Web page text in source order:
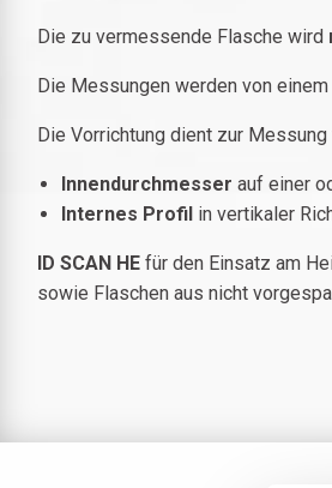
Die zu vermessende Flasche wird
Die Messungen werden von einem
Die Vorrichtung dient zur
Innendurchmesser auf einer
Internes Profil in vertikaler
ID SCAN HE für den Einsatz am
sowie Flaschen aus nicht